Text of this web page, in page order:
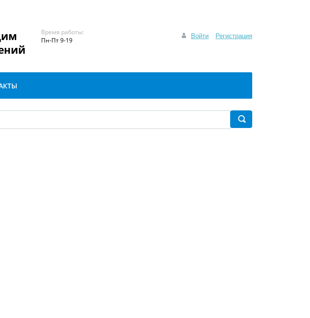
Войти Регистрация
Время работы:
Пн-Пт 9-19